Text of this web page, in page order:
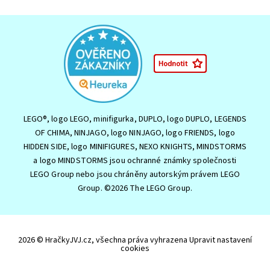
LEGO®, logo LEGO, minifigurka, DUPLO, logo DUPLO, LEGENDS
OF CHIMA, NINJAGO, logo NINJAGO, logo FRIENDS, logo
HIDDEN SIDE, logo MINIFIGURES, NEXO KNIGHTS, MINDSTORMS
a logo MINDSTORMS jsou ochranné známky společnosti
LEGO Group nebo jsou chráněny autorským právem LEGO
Group. ©2026 The LEGO Group.
2026 © HračkyJVJ.cz, všechna práva vyhrazena Upravit nastavení
cookies